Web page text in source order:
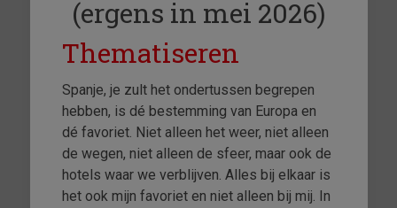
(ergens in mei 2026)
Thematiseren
Spanje, je zult het ondertussen begrepen
hebben, is dé bestemming van Europa en
dé favoriet. Niet alleen het weer, niet alleen
de wegen, niet alleen de sfeer, maar ook de
hotels waar we verblijven. Alles bij elkaar is
het ook mijn favoriet en niet alleen bij mij. In